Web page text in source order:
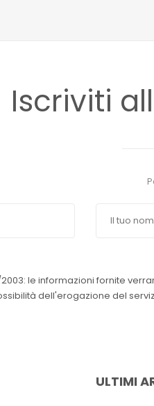
Iscriviti
2003: le informazioni fornite
dell'erogazione del
ULTIMI